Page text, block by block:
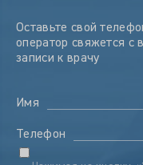
Оставьте свой
оператор свяжется с
записи к врачу
Имя
Телефон